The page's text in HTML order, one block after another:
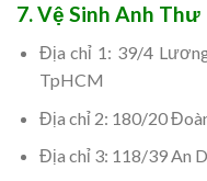
7. Vệ Sinh Anh Thư
Địa chỉ 1: 39/4
TpHCM
Địa chỉ 2: 180/20
Địa chỉ 3: 118/39 An